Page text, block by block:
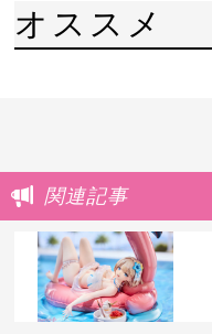
オススメ
関連記事